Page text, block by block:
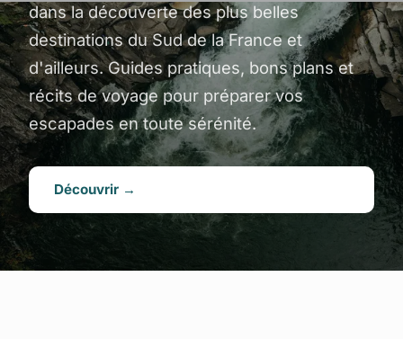
dans la découverte des plus belles
destinations du Sud de la France et
d'ailleurs. Guides pratiques, bons plans et
récits de voyage pour préparer vos
escapades en toute sérénité.
Découvrir →